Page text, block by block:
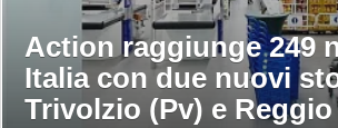
Action raggiunge 249
Italia con due nuovi
Trivolzio (Pv) e